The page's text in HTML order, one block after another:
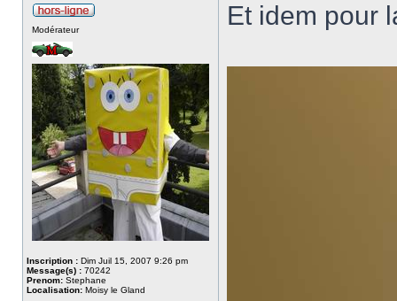
Modérateur
Inscription : Dim Juil 15, 2007 9:26 pm
Message(s) : 70242
Prenom: Stephane
Localisation: Moisy le Gland
Et idem pour